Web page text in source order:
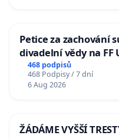
Petice za zachování
divadelní vědy na FF
468 podpisů
468 Podpisy / 7 dní
6 Aug 2026
ŽÁDÁME VYŠŠÍ